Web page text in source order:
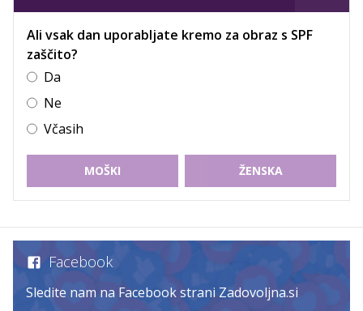
Ali vsak dan uporabljate kremo za obraz s SPF
zaščito?
Da
Ne
Včasih
MOŠKI ŽENSKA
Facebook
Sledite nam na Facebook strani Zadovoljna.si